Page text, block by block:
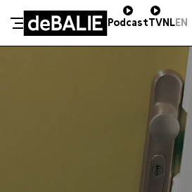
De Balie
PodcastTVNLEN